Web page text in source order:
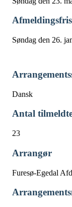
Søndag den 26.
Dansk
Antal
23
Arrangør
Furesø-Egedal